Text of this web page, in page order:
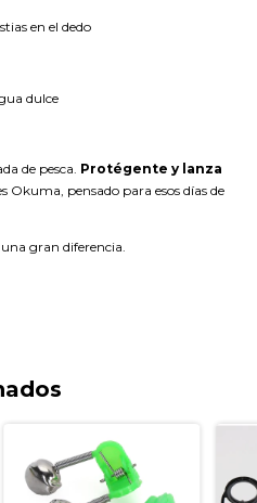
en el dedo
dulce
de pesca. Protégente y lanza
Okuma, pensado para esos días de
una gran diferencia.